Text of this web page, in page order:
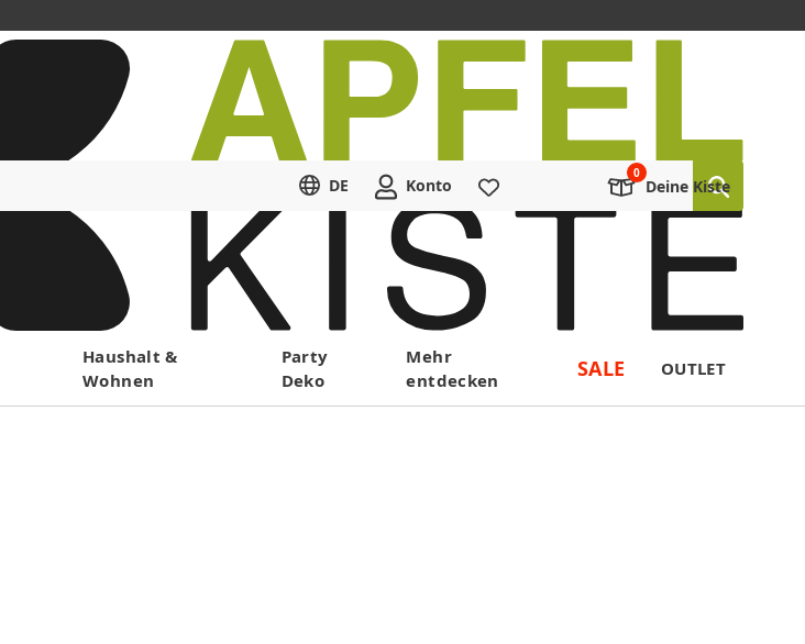
DE Konto Deine Kiste
Haushalt &
Wohnen
Party
Deko
Mehr
entdecken
SALE OUTLET